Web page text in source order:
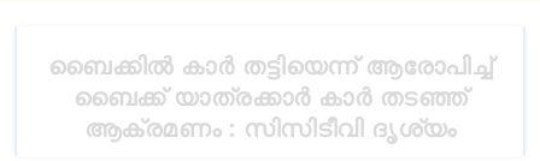
ബൈക്കിൽ കാർ തട്ടിയെന്ന് ആരോപിച്ച്
ബൈക്ക് യാത്രക്കാർ കാർ തടഞ്ഞ്
ആക്രമണം : സിസിടീവി ദൃശ്യം